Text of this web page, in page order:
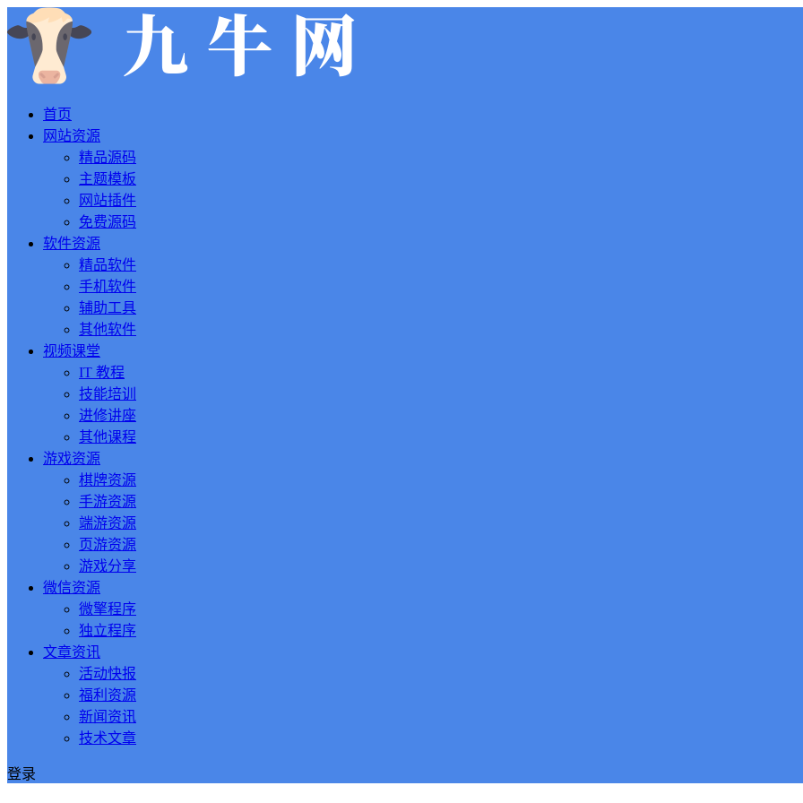
首页
网站资源
精品源码
主题模板
网站插件
免费源码
软件资源
精品软件
手机软件
辅助工具
其他软件
视频课堂
IT 教程
技能培训
进修讲座
其他课程
游戏资源
棋牌资源
手游资源
端游资源
页游资源
游戏分享
微信资源
微擎程序
独立程序
文章资讯
活动快报
福利资源
新闻资讯
技术文章
登录